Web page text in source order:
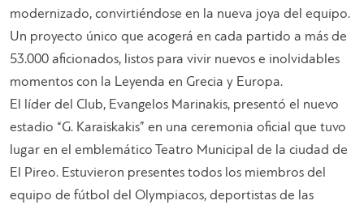
modernizado, convirtiéndose en la nueva joya del equipo.
Un proyecto único que acogerá en cada partido a más de
53.000 aficionados, listos para vivir nuevos e inolvidables
momentos con la Leyenda en Grecia y Europa.
El líder del Club, Evangelos Marinakis, presentó el nuevo
estadio “G. Karaiskakis” en una ceremonia oficial que tuvo
lugar en el emblemático Teatro Municipal de la ciudad de
El Pireo. Estuvieron presentes todos los miembros del
equipo de fútbol del Olympiacos, deportistas de las